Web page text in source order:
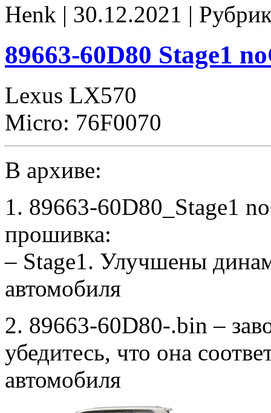
stock
Henk | 30.12.2021 |
89663-60D80 Stage1
Lexus LX570
Micro: 76F0070
В архиве:
1. 89663-60D80_Stage1
прошивка:
– Stage1. Улучшены
автомобиля
2. 89663-60D80-.bin –
убедитесь, что она
автомобиля